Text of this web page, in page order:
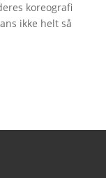
koreografi
ikke helt så